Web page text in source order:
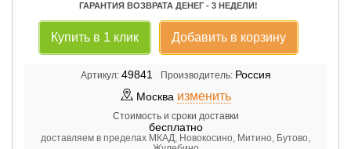
ГАРАНТИЯ ВОЗВРАТА ДЕНЕГ - 3 НЕДЕЛИ!
Купить в 1 клик Добавить в корзину
Артикул: 49841 Производитель: Россия
Москва изменить
Стоимость и сроки доставки
бесплатно
доставляем в пределах МКАД, Новокосино, Митино, Бутово,